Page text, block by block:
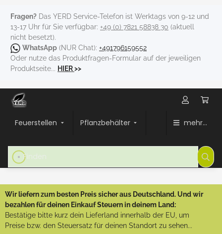
Fragen? Das YERD Service-Telefon ist Werktags von 9-12 und
13-17 Uhr für Sie verfügbar: +49 (0) 7821 58838 30 (aktuell
nicht besetzt).
WhatsApp (NUR Chat): +491796159552
Oder nutze das Produktfragen-Formular auf der jeweiligen
Produktseite... HIER>>
Feuerstellen Pflanzbehälter mehr...
Wir liefern zum besten Preis sicher aus Deutschland. Und wir
bezahlen für deinen Einkauf Steuern in deinem Land:
Bestätige bitte kurz dein Lieferland innerhalb der EU, um
Preise bzw. den Steuersatz für deinen Standort zu sehen...